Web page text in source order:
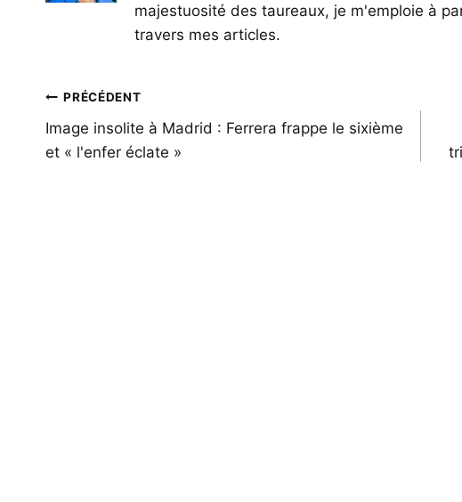
majestuosité des taureaux, je m'emploie à
travers mes articles.
Navigation
de
l’article
PRÉCÉDENT
Image insolite à Madrid : Ferrera frappe le sixième
et « l'enfer éclate »